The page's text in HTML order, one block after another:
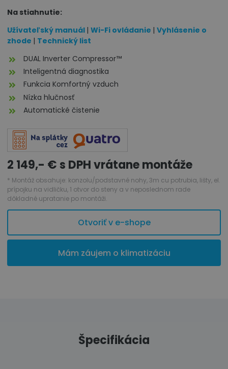
Na stiahnutie:
Užívateľský manuál | Wi-Fi ovládanie | Vyhlásenie o
zhode | Technický list
DUAL Inverter Compressor™
Inteligentná diagnostika
Funkcia Komfortný vzduch
Nízka hlučnosť
Automatické čistenie
2 149,- € s DPH vrátane montáže
* Montáž obsahuje: konzolu/podstavné nohy, 3m cu potrubia, lišty, el.
prípojku na vidličku, 1 otvor do steny a v neposlednom rade
dôkladné upratanie po montáži.
Otvoriť v e-shope
Mám záujem o klimatizáciu
Špecifikácia